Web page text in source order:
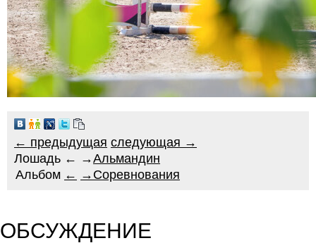
← предыдущая следующая →
Лошадь ← →Альмандин
Альбом ← → Соревнования
ОБСУЖДЕНИЕ